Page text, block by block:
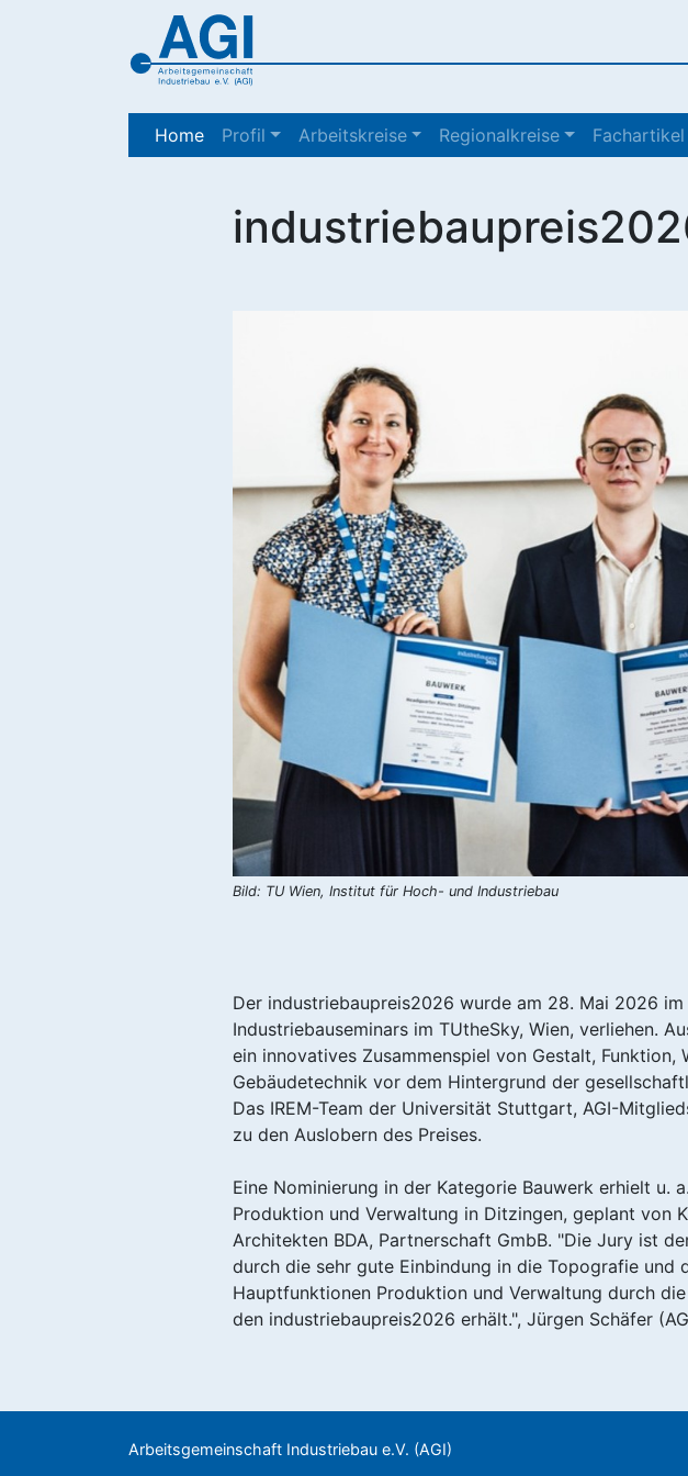
Home(current)
Profil Arbeitskreise Regionalkreise Fachartikel
Bild: TU Wien, Institut für Hoch- und Industriebau
Der industriebaupreis2026 wurde am 28. Mai 2026
Industriebauseminars im TUtheSky, Wien, verliehen.
ein innovatives Zusammenspiel von Gestalt,
Gebäudetechnik vor dem Hintergrund der
Das IREM-Team der Universität Stuttgart, AGI-
zu den Auslobern des Preises.
Eine Nominierung in der Kategorie Bauwerk erhielt u.
Produktion und Verwaltung in Ditzingen, geplant von
Architekten BDA, Partnerschaft GmbB. "Die Jury ist
durch die sehr gute Einbindung in die Topografie und
Hauptfunktionen Produktion und Verwaltung durch
den industriebaupreis2026 erhält.", Jürgen Schäfer
Arbeitsgemeinschaft Industriebau e.V. (AGI)